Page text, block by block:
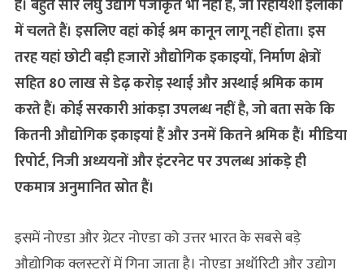
हैं। बहुत सारे लघु उद्योग पंजीकृत भी नहीं हैं, जो रिहायशी इलाकों
में चलते हैं। इसलिए वहां कोई श्रम कानून लागू नहीं होता। इस
तरह यहां छोटी बड़ी हजारों औद्योगिक इकाइयों, निर्माण क्षेत्रों
सहित 80 लाख से डेढ़ करोड़ स्थाई और अस्थाई श्रमिक काम
करते हैं। कोई सरकारी आंकड़ा उपलब्ध नहीं है, जो बता सके कि
कितनी औद्योगिक इकाइयां हैं और उनमें कितने श्रमिक हैं। मीडिया
रिपोर्ट, निजी अध्ययनों और इंटरनेट पर उपलब्ध आंकड़े ही
एकमात्र अनुमानित स्रोत हैं।
इसमें नोएडा और ग्रेटर नोएडा को उत्तर भारत के सबसे बड़े
औद्योगिक क्लस्टरों में गिना जाता है। नोएडा अथॉरिटी और उद्योग